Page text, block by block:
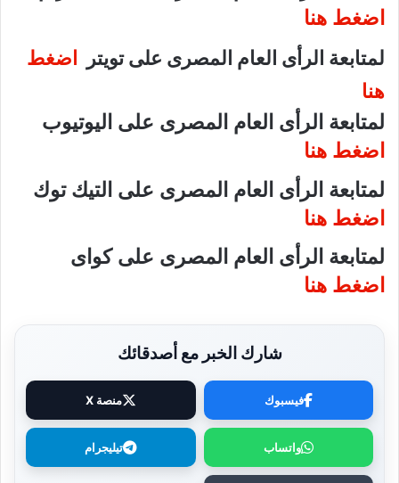
اضغط هنا
لمتابعة الرأى العام المصرى على تويتر
اضغط
هنا
لمتابعة الرأى العام المصرى على اليوتيوب
اضغط هنا
لمتابعة الرأى العام المصرى على التيك توك
اضغط هنا
لمتابعة الرأى العام المصرى على كواى
اضغط هنا
شارك الخبر مع أصدقائك
فيسبوك منصة X
واتساب تيليجرام